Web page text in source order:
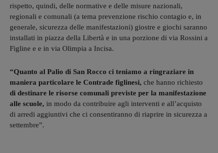
rispetto, quindi, delle normative e delle misure nazionali,
regionali e comunali (a tema prevenzione rischio contagio e, in
generale, sicurezza delle manifestazioni) giostre e giochi saranno
installati in piazza della Libertà e in una porzione di via Rossini a
Figline e e in via Olimpia a Incisa.
“Quanto al Palio di San Rocco ci teniamo a ringraziare in
maniera particolare le Contrade figlinesi, che hanno richiesto
di destinare le risorse comunali previste per la manifestazione
alle scuole, in modo da contribuire agli interventi e all’acquisto
di arredi aggiuntivi che ci consentiranno di riaprire in sicurezza a
settembre”.